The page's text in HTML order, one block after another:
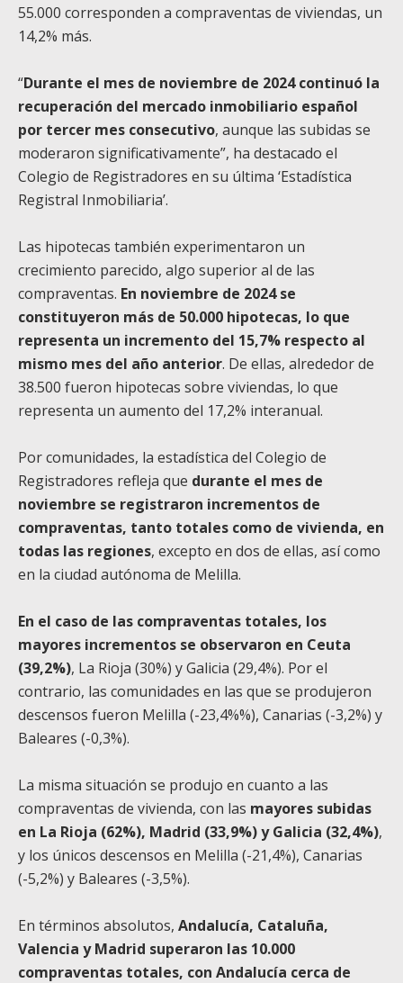
55.000 corresponden a compraventas de viviendas, un
14,2% más.
“Durante el mes de noviembre de 2024 continuó la
recuperación del mercado inmobiliario español
por tercer mes consecutivo, aunque las subidas se
moderaron significativamente”, ha destacado el
Colegio de Registradores en su última ‘Estadística
Registral Inmobiliaria’.
Las hipotecas también experimentaron un
crecimiento parecido, algo superior al de las
compraventas. En noviembre de 2024 se
constituyeron más de 50.000 hipotecas, lo que
representa un incremento del 15,7% respecto al
mismo mes del año anterior. De ellas, alrededor de
38.500 fueron hipotecas sobre viviendas, lo que
representa un aumento del 17,2% interanual.
Por comunidades, la estadística del Colegio de
Registradores refleja que durante el mes de
noviembre se registraron incrementos de
compraventas, tanto totales como de vivienda, en
todas las regiones, excepto en dos de ellas, así como
en la ciudad autónoma de Melilla.
En el caso de las compraventas totales, los
mayores incrementos se observaron en Ceuta
(39,2%), La Rioja (30%) y Galicia (29,4%). Por el
contrario, las comunidades en las que se produjeron
descensos fueron Melilla (-23,4%%), Canarias (-3,2%) y
Baleares (-0,3%).
La misma situación se produjo en cuanto a las
compraventas de vivienda, con las mayores subidas
en La Rioja (62%), Madrid (33,9%) y Galicia (32,4%),
y los únicos descensos en Melilla (-21,4%), Canarias
(-5,2%) y Baleares (-3,5%).
En términos absolutos, Andalucía, Cataluña,
Valencia y Madrid superaron las 10.000
compraventas totales, con Andalucía cerca de